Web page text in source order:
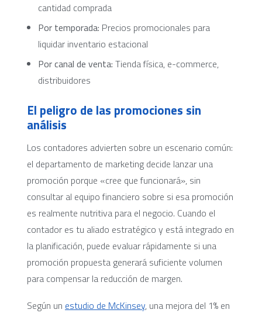
cantidad comprada
Por temporada: Precios promocionales para
liquidar inventario estacional
Por canal de venta: Tienda física, e-commerce,
distribuidores
El peligro de las promociones sin
análisis
Los contadores advierten sobre un escenario común:
el departamento de marketing decide lanzar una
promoción porque «cree que funcionará», sin
consultar al equipo financiero sobre si esa promoción
es realmente nutritiva para el negocio. Cuando el
contador es tu aliado estratégico y está integrado en
la planificación, puede evaluar rápidamente si una
promoción propuesta generará suficiente volumen
para compensar la reducción de margen.
Según un estudio de McKinsey, una mejora del 1% en